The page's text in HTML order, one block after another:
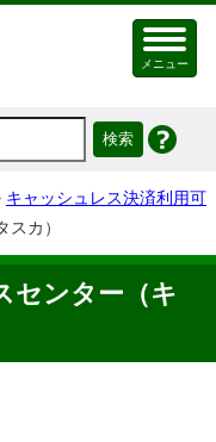
メニュー
キャッシュレス決済利用可
カ）
センター（キ